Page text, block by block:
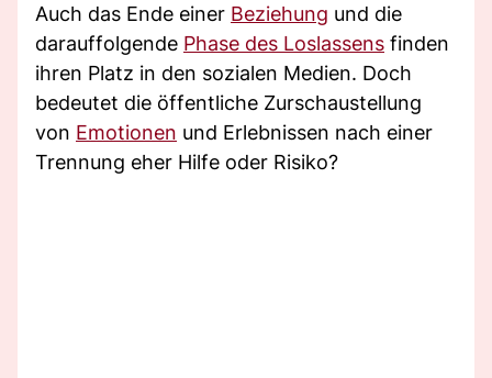
Auch das Ende einer Beziehung und die
darauffolgende Phase des Loslassens finden
ihren Platz in den sozialen Medien. Doch
bedeutet die öffentliche Zurschaustellung
von Emotionen und Erlebnissen nach einer
Trennung eher Hilfe oder Risiko?